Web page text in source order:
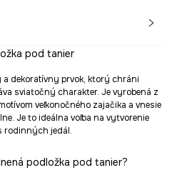
pod tanier
a dekoratívny prvok, ktorý chráni
sviatočný charakter. Je vyrobená z
veľkonočného zajačika a vnesie
Je to ideálna voľba na vytvorenie
rodinných jedál.
podložka pod tanier?